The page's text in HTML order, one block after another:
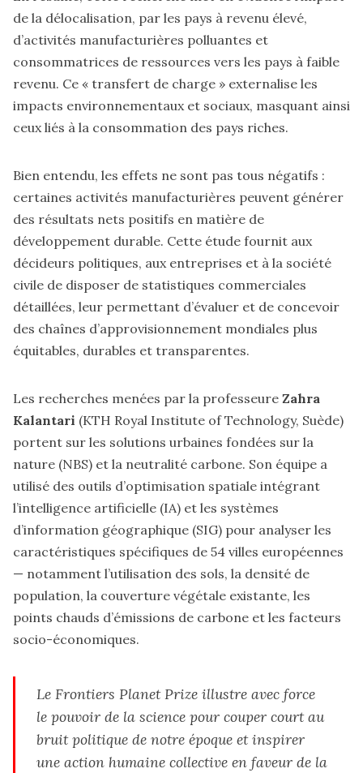
de la délocalisation, par les pays à revenu élevé,
d’activités manufacturières polluantes et
consommatrices de ressources vers les pays à faible
revenu. Ce « transfert de charge » externalise les
impacts environnementaux et sociaux, masquant ainsi
ceux liés à la consommation des pays riches.
Bien entendu, les effets ne sont pas tous négatifs :
certaines activités manufacturières peuvent générer
des résultats nets positifs en matière de
développement durable. Cette étude fournit aux
décideurs politiques, aux entreprises et à la société
civile de disposer de statistiques commerciales
détaillées, leur permettant d’évaluer et de concevoir
des chaînes d’approvisionnement mondiales plus
équitables, durables et transparentes.
Les recherches menées par la professeure Zahra
Kalantari (KTH Royal Institute of Technology, Suède)
portent sur les solutions urbaines fondées sur la
nature (NBS) et la neutralité carbone. Son équipe a
utilisé des outils d’optimisation spatiale intégrant
l’intelligence artificielle (IA) et les systèmes
d’information géographique (SIG) pour analyser les
caractéristiques spécifiques de 54 villes européennes
— notamment l’utilisation des sols, la densité de
population, la couverture végétale existante, les
points chauds d’émissions de carbone et les facteurs
socio-économiques.
Le Frontiers Planet Prize illustre avec force
le pouvoir de la science pour couper court au
bruit politique de notre époque et inspirer
une action humaine collective en faveur de la